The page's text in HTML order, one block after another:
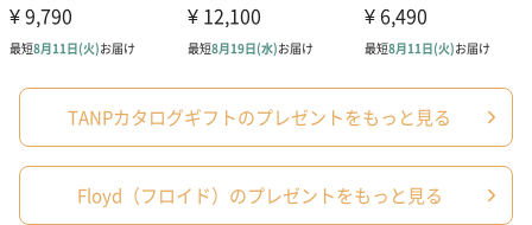
選べるカタロ
グギフト
【外装サイズ】
幅106mm×奥行6mm×高さ149mm
【原産国】
【素材】
紙
Floyd雲月ペ
ア箸
【サイズ】
月 ： φ44×高6mm
雲 ： 幅65×24×高5mm
TANPカタログギフトのプレゼントをもっと見る
Floyd（フロイド）のプレゼントをもっと見る